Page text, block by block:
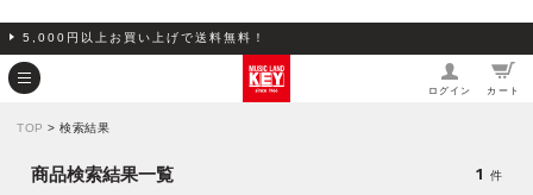
5,000円以上お買い上げで送料無料！
ログイン カート
TOP > 検索結果
商品検索結果一覧 1 件